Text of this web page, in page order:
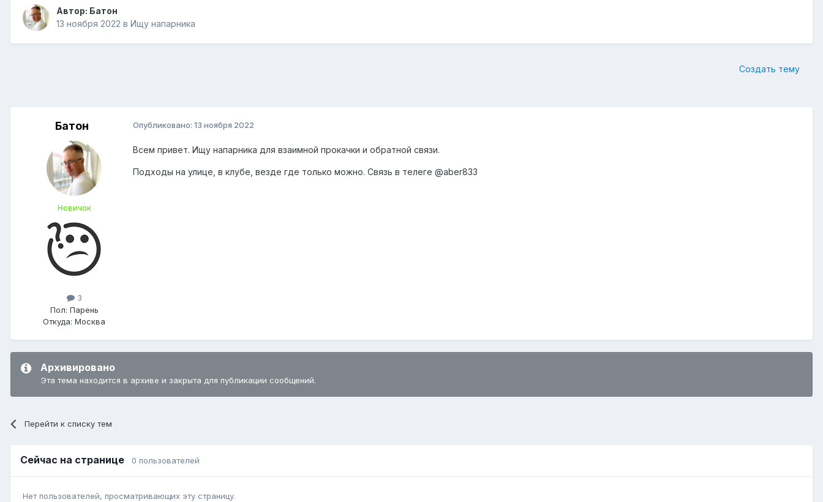
Автор: Батон
13 ноября 2022 в Ищу напарника
Создать тему
Батон
Новичок
3
Пол: Парень
Откуда: Москва
Опубликовано: 13 ноября 2022
Всем привет. Ищу напарника для взаимной прокачки и обратной связи.
Подходы на улице, в клубе, везде где только можно. Связь в телеге @aber833
Архивировано
Эта тема находится в архиве и закрыта для публикации сообщений.
Перейти к списку тем
Сейчас на странице 0 пользователей
Нет пользователей, просматривающих эту страницу.